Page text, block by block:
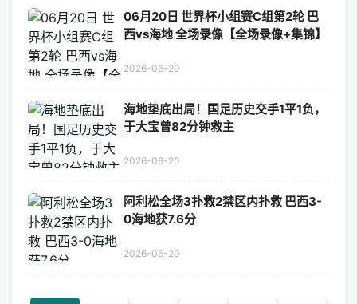
06月20日 世界杯小组赛C组第2轮 巴
西vs海地 全场录像【全场录像+集锦】
2026-06-20
海地垫底出局！国足历史交手1平1负，
于大宝曾82分钟救主
2026-06-20
阿利松全场3扑救2禁区内扑救 巴西3-
0海地获7.6分
2026-06-20